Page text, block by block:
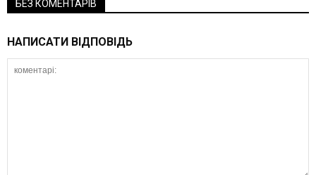
БЕЗ КОМЕНТАРІВ
НАПИСАТИ ВІДПОВІДЬ